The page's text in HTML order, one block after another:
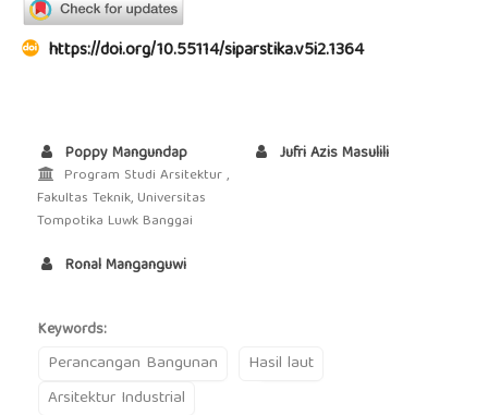
https://doi.org/10.55114/siparstika.v5i2.1364
Poppy Mangundap
Program Studi Arsitektur ,
Fakultas Teknik, Universitas
Tompotika Luwk Banggai
Jufri Azis Masulili
Ronal Manganguwi
Keywords:
Perancangan Bangunan
Hasil laut
Arsitektur Industrial